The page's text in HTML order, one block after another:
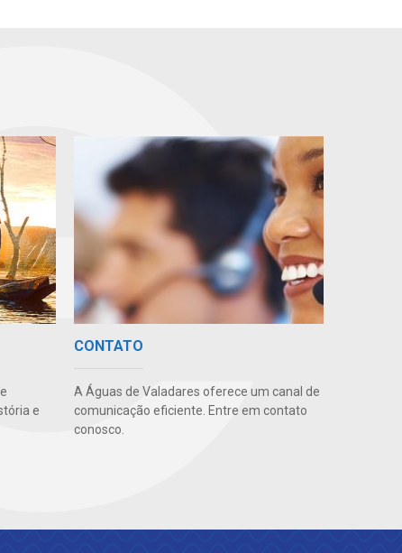
e
CONTATO
A Águas de Valadares oferece um canal de
comunicação eficiente. Entre em contato
conosco.